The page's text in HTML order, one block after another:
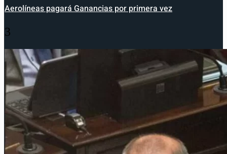
Aerolíneas pagará Ganancias por primera vez
3